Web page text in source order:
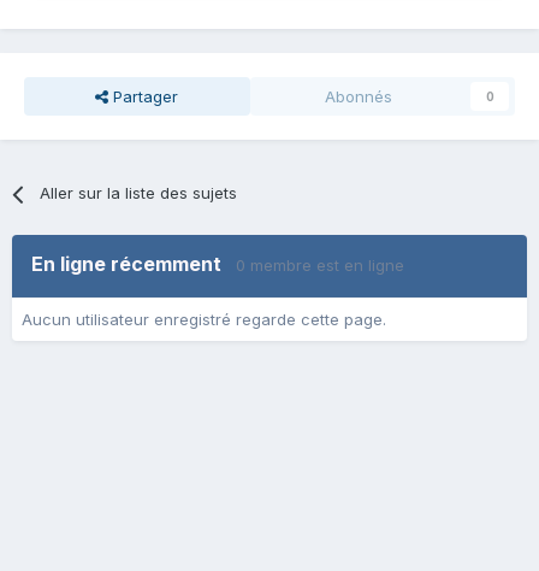
Partager Abonnés 0
Aller sur la liste des sujets
En ligne récemment 0 membre est en ligne
Aucun utilisateur enregistré regarde cette page.